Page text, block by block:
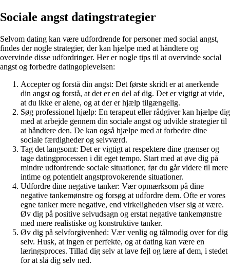
Sociale angst datingstrategier
Selvom dating kan være udfordrende for personer med social angst,
findes der nogle strategier, der kan hjælpe med at håndtere og
overvinde disse udfordringer. Her er nogle tips til at overvinde social
angst og forbedre datingoplevelsen:
Accepter og forstå din angst: Det første skridt er at anerkende
din angst og forstå, at det er en del af dig. Det er vigtigt at vide,
at du ikke er alene, og at der er hjælp tilgængelig.
Søg professionel hjælp: En terapeut eller rådgiver kan hjælpe dig
med at arbejde gennem din sociale angst og udvikle strategier til
at håndtere den. De kan også hjælpe med at forbedre dine
sociale færdigheder og selvværd.
Tag det langsomt: Det er vigtigt at respektere dine grænser og
tage datingprocessen i dit eget tempo. Start med at øve dig på
mindre udfordrende sociale situationer, før du går videre til mere
intime og potentielt angstprovokerende situationer.
Udfordre dine negative tanker: Vær opmærksom på dine
negative tankemønstre og forsøg at udfordre dem. Ofte er vores
egne tanker mere negative, end virkeligheden viser sig at være.
Øv dig på positive selvudsagn og erstat negative tankemønstre
med mere realistiske og konstruktive tanker.
Øv dig på selvforgivenhed: Vær venlig og tålmodig over for dig
selv. Husk, at ingen er perfekte, og at dating kan være en
læringsproces. Tillad dig selv at lave fejl og lære af dem, i stedet
for at slå dig selv ned.